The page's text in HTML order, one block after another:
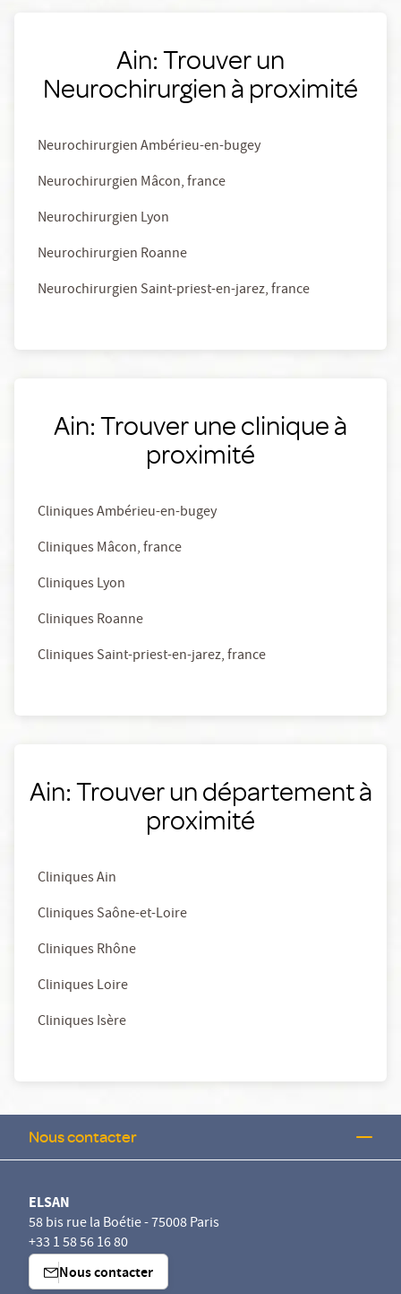
Ain: Trouver un
Neurochirurgien à proximité
Neurochirurgien Ambérieu-en-bugey
Neurochirurgien Mâcon, france
Neurochirurgien Lyon
Neurochirurgien Roanne
Neurochirurgien Saint-priest-en-jarez, france
Ain: Trouver une clinique à
proximité
Cliniques Ambérieu-en-bugey
Cliniques Mâcon, france
Cliniques Lyon
Cliniques Roanne
Cliniques Saint-priest-en-jarez, france
Ain: Trouver un département à
proximité
Cliniques Ain
Cliniques Saône-et-Loire
Cliniques Rhône
Cliniques Loire
Cliniques Isère
Nous contacter
ELSAN
58 bis rue la Boétie - 75008 Paris
+33 1 58 56 16 80
Nous contacter